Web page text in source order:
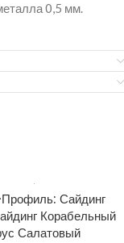
0,5 мм.
Сайдинг
Корабельный
Салатовый